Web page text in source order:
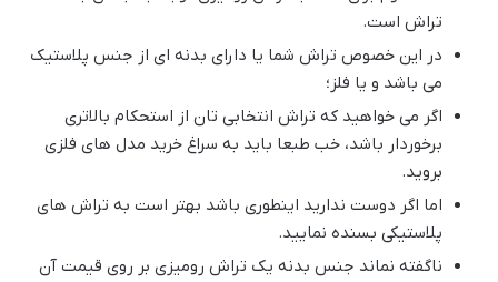
تراش است.
در این خصوص تراش شما یا دارای بدنه ای از جنس پلاستیک
می باشد و یا فلز؛
اگر می خواهید که تراش انتخابی تان از استحکام بالاتری
برخوردار باشد، خب طبعا باید به سراغ خرید مدل های فلزی
بروید.
اما اگر دوست ندارید اینطوری باشد بهتر است به تراش های
پلاستیکی بسنده نمایید.
ناگفته نماند جنس بدنه یک تراش رومیزی بر روی قیمت آن